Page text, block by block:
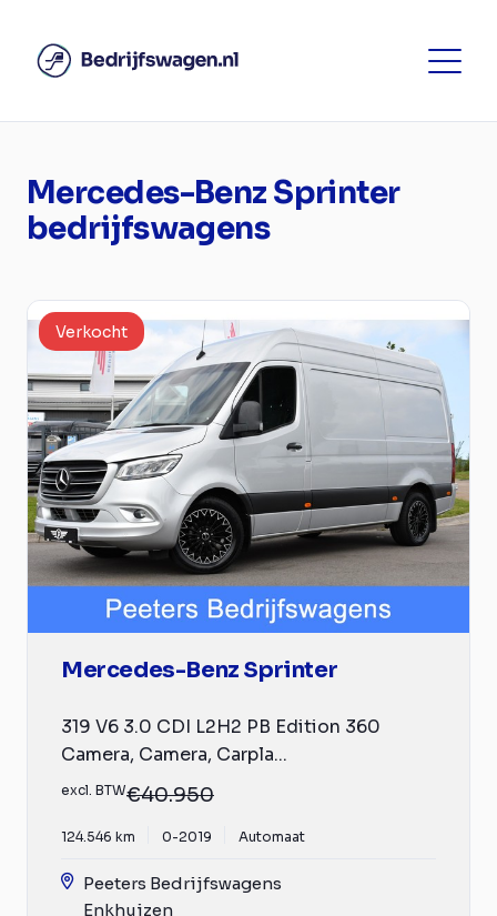
Mercedes-Benz Sprinter
bedrijfswagens
Verkocht
Mercedes-Benz Sprinter
319 V6 3.0 CDI L2H2 PB Edition 360
Camera, Camera, Carpla...
excl. BTW€40.950
124.546 km 0-2019 Automaat
Peeters Bedrijfswagens
Enkhuizen